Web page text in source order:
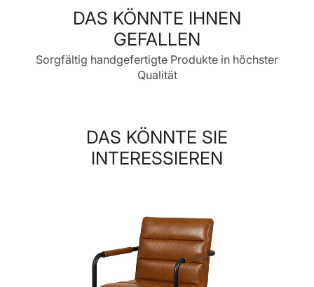
geöffnet.
DAS KÖNNTE IHNEN
GEFALLEN
Sorgfältig handgefertigte Produkte in höchster
Qualität
DAS KÖNNTE SIE
INTERESSIEREN